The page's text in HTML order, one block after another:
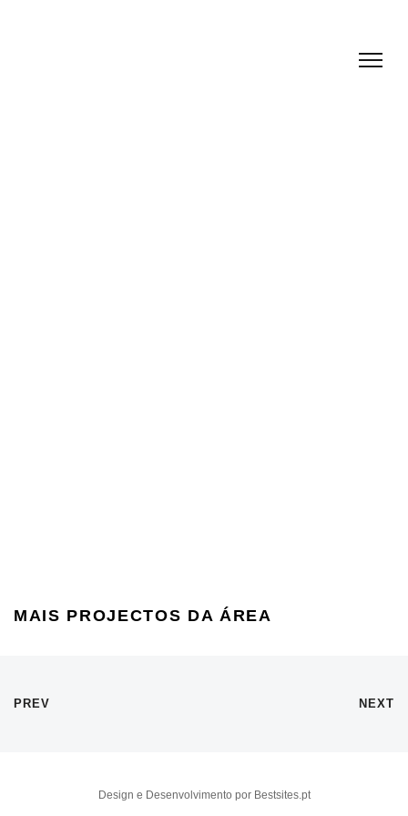
MAIS PROJECTOS DA ÁREA
PREV NEXT
Design e Desenvolvimento por Bestsites.pt